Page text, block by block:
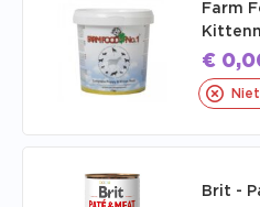
Farm
€
Brit -